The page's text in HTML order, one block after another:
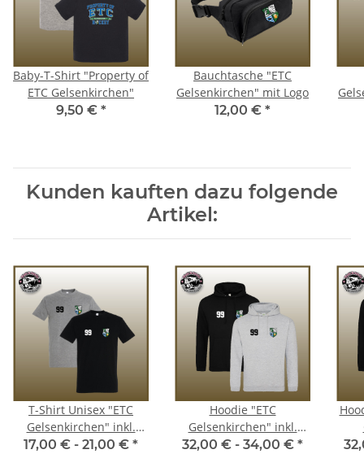
Baby-T-Shirt "Property of
ETC Gelsenkirchen"
9,50 € *
Bauchtasche "ETC
Gelsenkirchen" mit Logo
12,00 € *
Kunden kauften dazu folgende
Artikel:
T-Shirt Unisex "ETC
Gelsenkirchen" inkl.
Nummer
17,00 € - 21,00 € *
Hoodie "ETC
Gelsenkirchen" inkl.
Nummer
32,00 € - 34,00 € *